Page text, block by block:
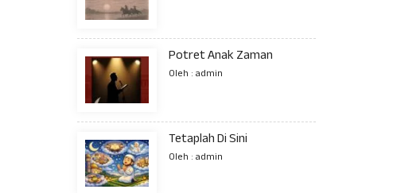
Potret Anak Zaman
Oleh : admin
Tetaplah Di Sini
Oleh : admin